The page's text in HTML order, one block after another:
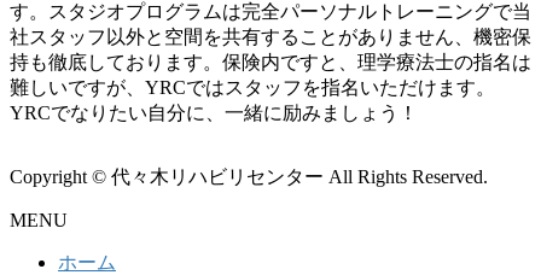
す。スタジオプログラムは完全パーソナルトレーニングで当
社スタッフ以外と空間を共有することがありません、機密保
持も徹底しております。保険内ですと、理学療法士の指名は
難しいですが、YRCではスタッフを指名いただけます。
YRCでなりたい自分に、一緒に励みましょう！
Copyright © 代々木リハビリセンター All Rights Reserved.
MENU
ホーム